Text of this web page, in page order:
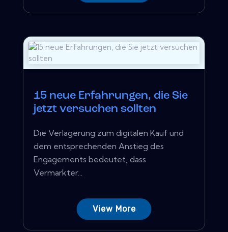
15 neue Erfahrungen, die Sie
jetzt versuchen sollten
Die Verlagerung zum digitalen Kauf und
dem entsprechenden Anstieg des
Engagements bedeutet, dass
Vermarkter...
View More